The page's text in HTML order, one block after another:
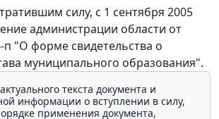
силу, с 1 сентября 2005
администрации области от
п "О форме свидетельства о
муниципального образования".
текста документа и
информации о вступлении в силу,
применения документа,